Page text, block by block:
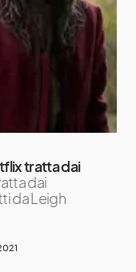
tratta dai
dai
da Leigh